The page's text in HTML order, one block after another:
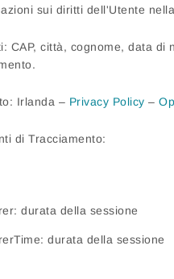
sui diritti dell'Utente
CAP, città, cognome, data
Irlanda – Privacy Policy –
di Tracciamento:
durata della sessione
durata della sessione